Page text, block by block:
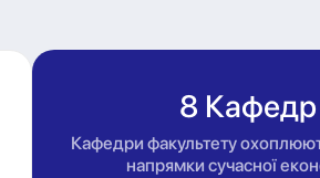
8 Кафедр
Кафедри факультету
напрямки сучасної